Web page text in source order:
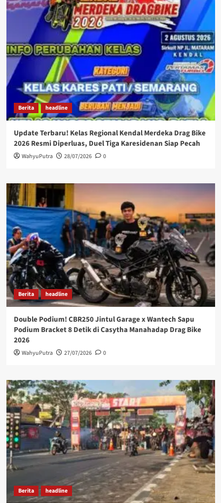
Berita headline
Update Terbaru! Kelas Regional Kendal Merdeka Drag Bike
2026 Resmi Diperluas, Duel Tiga Karesidenan Siap Pecah
WahyuPutra 28/07/2026 0
Berita headline
Double Podium! CBR250 Jintul Garage x Wantech Sapu
Podium Bracket 8 Detik di Casytha Manahadap Drag Bike
2026
WahyuPutra 27/07/2026 0
Berita headline